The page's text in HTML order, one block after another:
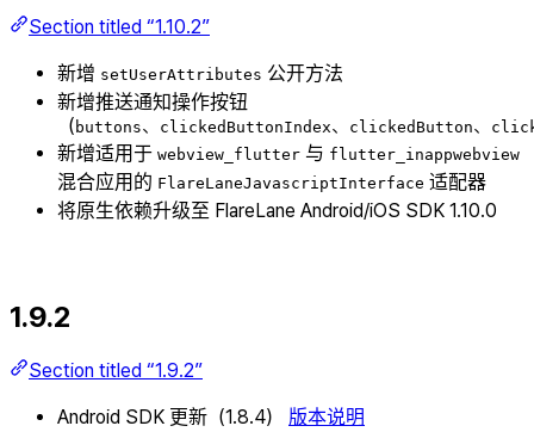
Section titled “1.10.2”
新增 setUserAttributes 公开方法
新增推送通知操作按钮
（ buttons、 clickedButtonIndex、 clickedButton、
新增适用于 webview_flutter 与 flutter_inappwebview
混合应用的 FlareLaneJavascriptInterface 适配器
将原生依赖升级至 FlareLane Android/iOS SDK 1.10.0
1.9.2
Section titled “1.9.2”
Android SDK 更新（1.8.4） 版本说明